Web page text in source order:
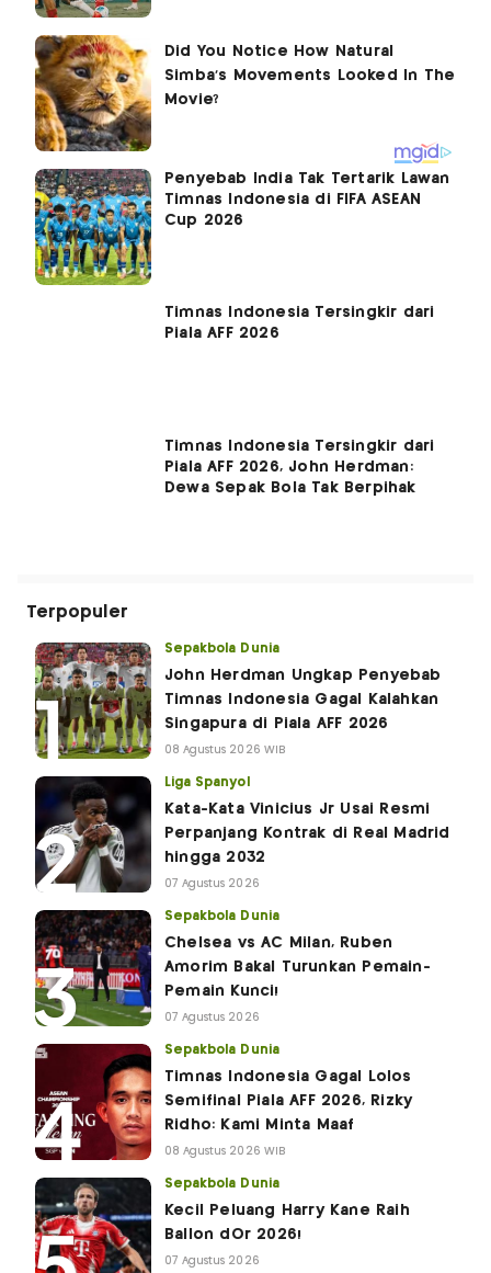
Penyebab India Tak Tertarik Lawan
Timnas Indonesia di FIFA ASEAN
Cup 2026
Timnas Indonesia Tersingkir dari
Piala AFF 2026
Timnas Indonesia Tersingkir dari
Piala AFF 2026, John Herdman:
Dewa Sepak Bola Tak Berpihak
Terpopuler
Sepakbola Dunia
John Herdman Ungkap Penyebab
Timnas Indonesia Gagal Kalahkan
Singapura di Piala AFF 2026
08 Agustus 2026 WIB
Liga Spanyol
Kata-Kata Vinicius Jr Usai Resmi
Perpanjang Kontrak di Real Madrid
hingga 2032
07 Agustus 2026
Sepakbola Dunia
Chelsea vs AC Milan, Ruben
Amorim Bakal Turunkan Pemain-
Pemain Kunci!
07 Agustus 2026
Sepakbola Dunia
Timnas Indonesia Gagal Lolos
Semifinal Piala AFF 2026, Rizky
Ridho: Kami Minta Maaf
08 Agustus 2026 WIB
Sepakbola Dunia
Kecil Peluang Harry Kane Raih
Ballon dOr 2026!
07 Agustus 2026